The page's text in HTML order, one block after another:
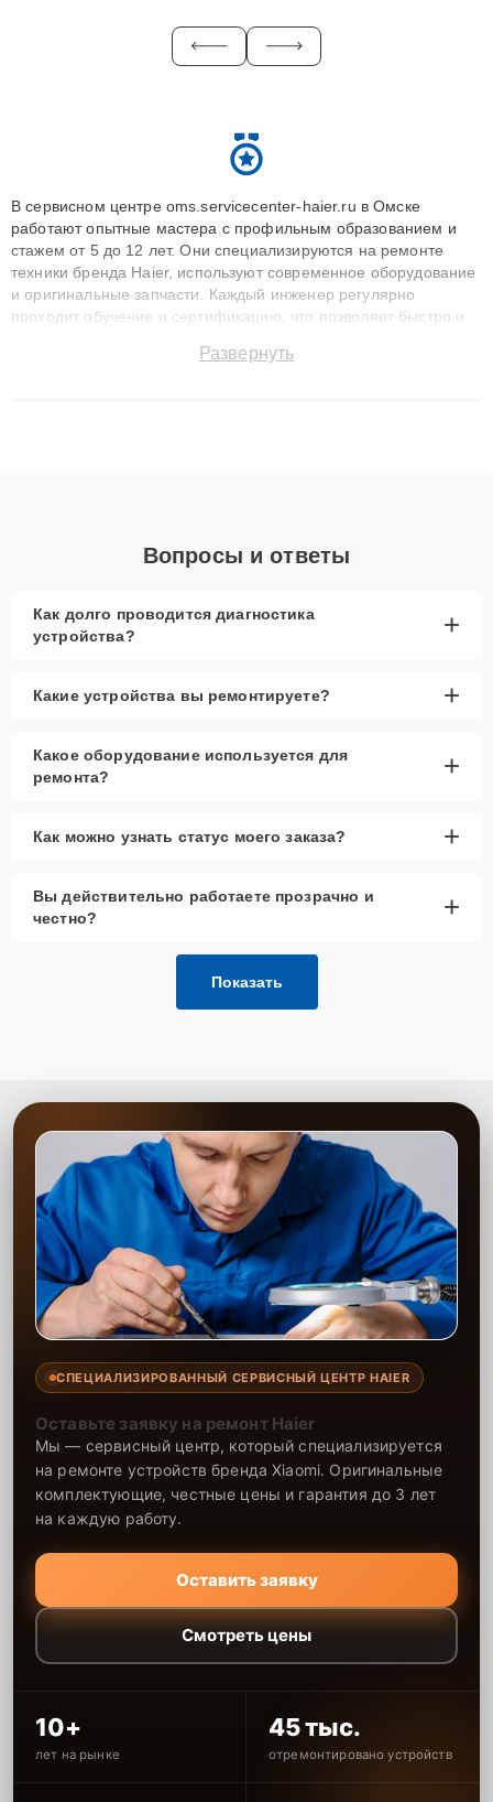
В сервисном центре oms.servicecenter-haier.ru в Омске
работают опытные мастера с профильным образованием и
стажем от 5 до 12 лет. Они специализируются на ремонте
техники бренда Haier, используют современное оборудование
и оригинальные запчасти. Каждый инженер регулярно
проходит обучение и сертификацию, что позволяет быстро и
сохранением гарантии до 3 лет. Наши мастера решают
Развернуть
Вопросы и ответы
Как долго проводится диагностика
устройства?
+
Какие устройства вы ремонтируете? +
Какое оборудование используется для
ремонта?
+
Как можно узнать статус моего заказа? +
Вы действительно работаете прозрачно и
честно?
+
Показать
СПЕЦИАЛИЗИРОВАННЫЙ СЕРВИСНЫЙ ЦЕНТР HAIER
Оставьте заявку на ремонт Haier
Мы — сервисный центр, который специализируется
на ремонте устройств бренда Xiaomi. Оригинальные
комплектующие, честные цены и гарантия до 3 лет
на каждую работу.
Оставить заявку
Смотреть цены
10+
лет на рынке
45 тыс.
отремонтировано устройств